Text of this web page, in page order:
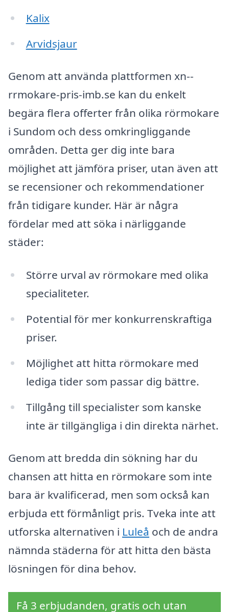
Kalix
Arvidsjaur
Genom att använda plattformen xn--
rrmokare-pris-imb.se kan du enkelt
begära flera offerter från olika rörmokare
i Sundom och dess omkringliggande
områden. Detta ger dig inte bara
möjlighet att jämföra priser, utan även att
se recensioner och rekommendationer
från tidigare kunder. Här är några
fördelar med att söka i närliggande
städer:
Större urval av rörmokare med olika
specialiteter.
Potential för mer konkurrenskraftiga
priser.
Möjlighet att hitta rörmokare med
lediga tider som passar dig bättre.
Tillgång till specialister som kanske
inte är tillgängliga i din direkta närhet.
Genom att bredda din sökning har du
chansen att hitta en rörmokare som inte
bara är kvalificerad, men som också kan
erbjuda ett förmånligt pris. Tveka inte att
utforska alternativen i Luleå och de andra
nämnda städerna för att hitta den bästa
lösningen för dina behov.
Få 3 erbjudanden, gratis och utan